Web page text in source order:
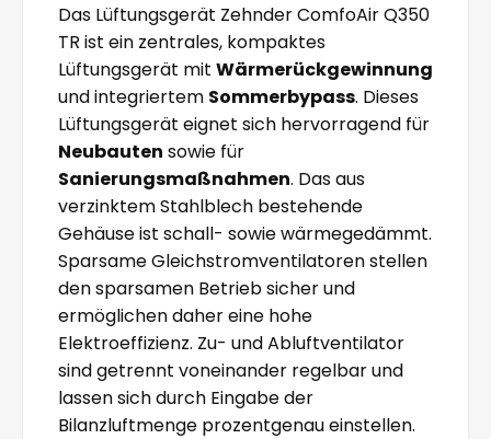
Das Lüftungsgerät Zehnder ComfoAir Q350
TR ist ein zentrales, kompaktes
Lüftungsgerät mit Wärmerückgewinnung
und integriertem Sommerbypass. Dieses
Lüftungsgerät eignet sich hervorragend für
Neubauten sowie für
Sanierungsmaßnahmen. Das aus
verzinktem Stahlblech bestehende
Gehäuse ist schall- sowie wärmegedämmt.
Sparsame Gleichstromventilatoren stellen
den sparsamen Betrieb sicher und
ermöglichen daher eine hohe
Elektroeffizienz. Zu- und Abluftventilator
sind getrennt voneinander regelbar und
lassen sich durch Eingabe der
Bilanzluftmenge prozentgenau einstellen.